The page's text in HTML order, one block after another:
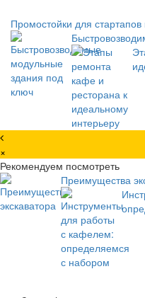
Промостойки для
×
Рекомендуем посмотреть
Преимущества